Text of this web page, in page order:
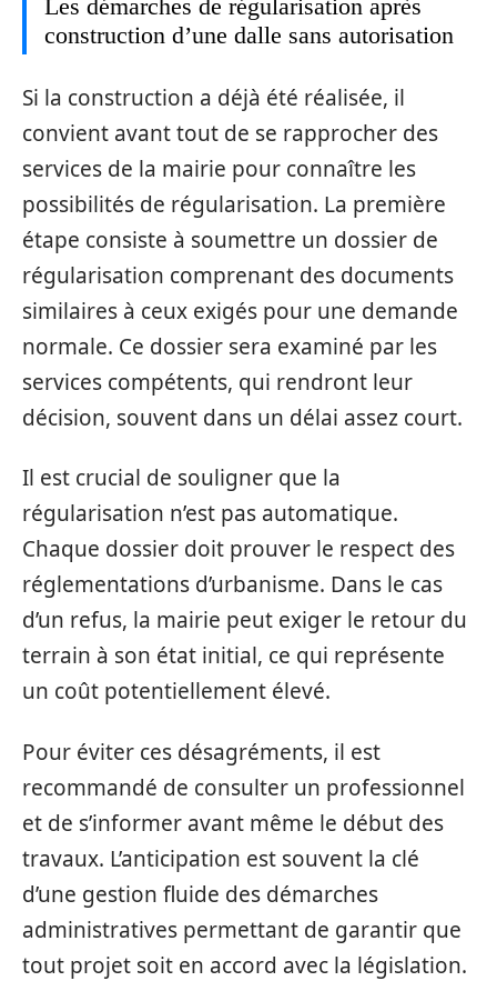
Les démarches de régularisation après
construction d’une dalle sans autorisation
Si la construction a déjà été réalisée, il
convient avant tout de se rapprocher des
services de la mairie pour connaître les
possibilités de régularisation. La première
étape consiste à soumettre un dossier de
régularisation comprenant des documents
similaires à ceux exigés pour une demande
normale. Ce dossier sera examiné par les
services compétents, qui rendront leur
décision, souvent dans un délai assez court.
Il est crucial de souligner que la
régularisation n’est pas automatique.
Chaque dossier doit prouver le respect des
réglementations d’urbanisme. Dans le cas
d’un refus, la mairie peut exiger le retour du
terrain à son état initial, ce qui représente
un coût potentiellement élevé.
Pour éviter ces désagréments, il est
recommandé de consulter un professionnel
et de s’informer avant même le début des
travaux. L’anticipation est souvent la clé
d’une gestion fluide des démarches
administratives permettant de garantir que
tout projet soit en accord avec la législation.